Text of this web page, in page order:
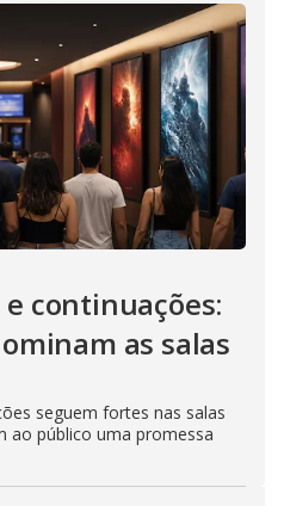
continuações:
as salas
seguem fortes nas salas
ao público uma promessa